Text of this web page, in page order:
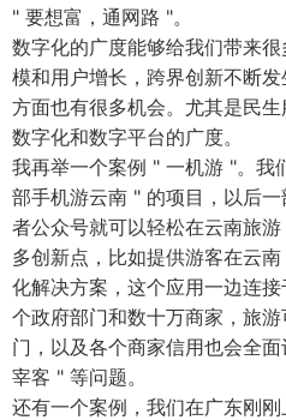
" 要想富，通网路 "。
数字化的广度能够给我们带来
模和用户增长，跨界创新不断
方面也有很多机会。尤其是民
数字化和数字平台的广度。
我再举一个案例 " 一机游 "。我
部手机游云南 " 的项目，以后
者公众号就可以轻松在云南旅
多创新点，比如提供游客在云
化解决方案，这个应用一边连
个政府部门和数十万商家，旅
门，以及各个商家信用也会全
宰客 " 等问题。
还有一个案例，我们在广东刚